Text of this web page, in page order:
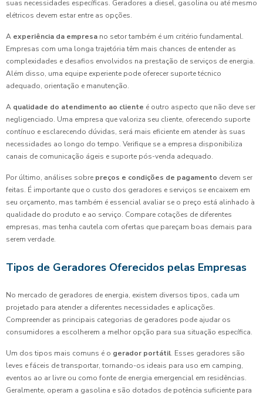
suas necessidades específicas. Geradores a diesel, gasolina ou até mesmo
elétricos devem estar entre as opções.
A experiência da empresa no setor também é um critério fundamental.
Empresas com uma longa trajetória têm mais chances de entender as
complexidades e desafios envolvidos na prestação de serviços de energia.
Além disso, uma equipe experiente pode oferecer suporte técnico
adequado, orientação e manutenção.
A qualidade do atendimento ao cliente é outro aspecto que não deve ser
negligenciado. Uma empresa que valoriza seu cliente, oferecendo suporte
contínuo e esclarecendo dúvidas, será mais eficiente em atender às suas
necessidades ao longo do tempo. Verifique se a empresa disponibiliza
canais de comunicação ágeis e suporte pós-venda adequado.
Por último, análises sobre preços e condições de pagamento devem ser
feitas. É importante que o custo dos geradores e serviços se encaixem em
seu orçamento, mas também é essencial avaliar se o preço está alinhado à
qualidade do produto e ao serviço. Compare cotações de diferentes
empresas, mas tenha cautela com ofertas que pareçam boas demais para
serem verdade.
Tipos de Geradores Oferecidos pelas Empresas
No mercado de geradores de energia, existem diversos tipos, cada um
projetado para atender a diferentes necessidades e aplicações.
Compreender as principais categorias de geradores pode ajudar os
consumidores a escolherem a melhor opção para sua situação específica.
Um dos tipos mais comuns é o gerador portátil. Esses geradores são
leves e fáceis de transportar, tornando-os ideais para uso em camping,
eventos ao ar livre ou como fonte de energia emergencial em residências.
Geralmente, operam a gasolina e são dotados de potência suficiente para